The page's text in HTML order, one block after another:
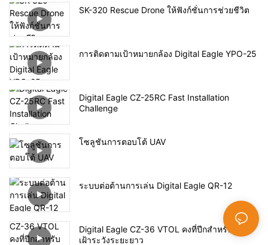
SK-320 Rescue Drone ให้ฟังก์ชั่นการช่วยชีวิต
การติดตามเป้าหมายกล้อง Digital Eagle YPO-25
Digital Eagle CZ-25RC Fast Installation
Challenge
โซลูชันการตอบโต้ UAV
ระบบต่อต้านการเล่น Digital Eagle QR-12
Digital Eagle CZ-36 VTOL คงที่ปีกสำหรับการ
เฝ้าระวังระยะยาว